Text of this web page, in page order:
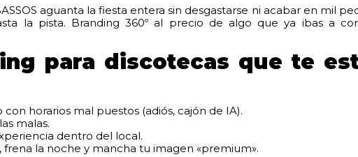
aguanta la fiesta entera sin desgastarse ni acabar en mil
la pista. Branding 360º al precio de algo que ya ibas a
para discotecas que te
con horarios mal puestos (adiós, cajón de IA).
malas.
dentro del local.
la noche y mancha tu imagen «premium».